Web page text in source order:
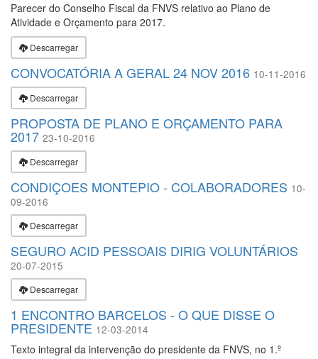
Parecer do Conselho Fiscal da FNVS relativo ao Plano de
Atividade e Orçamento para 2017.
Descarregar
CONVOCATÓRIA A GERAL 24 NOV 2016 10-11-2016
Descarregar
PROPOSTA DE PLANO E ORÇAMENTO PARA
2017 23-10-2016
Descarregar
CONDIÇOES MONTEPIO - COLABORADORES 10-
09-2016
Descarregar
SEGURO ACID PESSOAIS DIRIG VOLUNTÁRIOS
20-07-2015
Descarregar
1 ENCONTRO BARCELOS - O QUE DISSE O
PRESIDENTE 12-03-2014
Texto integral da intervenção do presidente da FNVS, no 1.º